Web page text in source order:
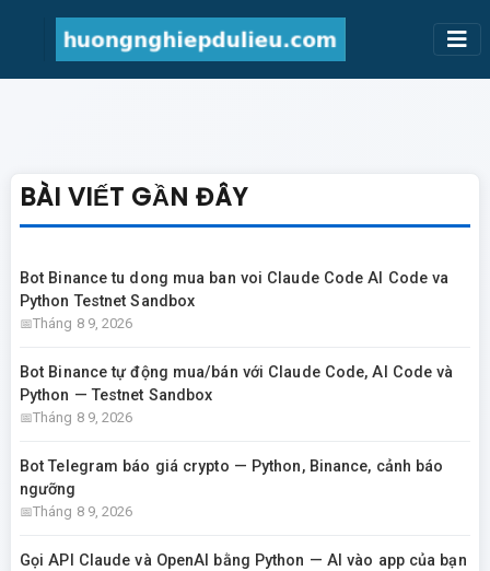
BÀI VIẾT GẦN ĐÂY
Bot Binance tu dong mua ban voi Claude Code AI Code va
Python Testnet Sandbox
Tháng 8 9, 2026
Bot Binance tự động mua/bán với Claude Code, AI Code và
Python — Testnet Sandbox
Tháng 8 9, 2026
Bot Telegram báo giá crypto — Python, Binance, cảnh báo
ngưỡng
Tháng 8 9, 2026
Gọi API Claude và OpenAI bằng Python — AI vào app của bạn